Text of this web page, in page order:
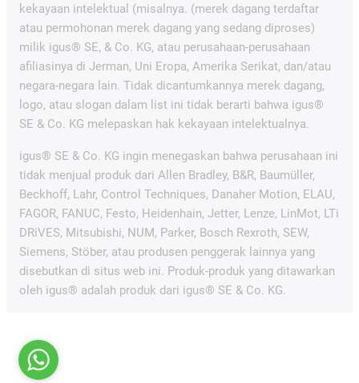
kekayaan intelektual (misalnya. (merek dagang terdaftar
atau permohonan merek dagang yang sedang diproses)
milik igus® SE, & Co. KG, atau perusahaan-perusahaan
afiliasinya di Jerman, Uni Eropa, Amerika Serikat, dan/atau
negara-negara lain. Tidak dicantumkannya merek dagang,
logo, atau slogan dalam list ini tidak berarti bahwa igus®
SE & Co. KG melepaskan hak kekayaan intelektualnya.
igus® SE & Co. KG ingin menegaskan bahwa perusahaan ini
tidak menjual produk dari Allen Bradley, B&R, Baumüller,
Beckhoff, Lahr, Control Techniques, Danaher Motion, ELAU,
FAGOR, FANUC, Festo, Heidenhain, Jetter, Lenze, LinMot, LTi
DRiVES, Mitsubishi, NUM, Parker, Bosch Rexroth, SEW,
Siemens, Stöber, atau produsen penggerak lainnya yang
disebutkan di situs web ini. Produk-produk yang ditawarkan
oleh igus® adalah produk dari igus® SE & Co. KG.